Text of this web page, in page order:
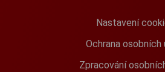
Nastavení
Ochrana osobních
Zpracování